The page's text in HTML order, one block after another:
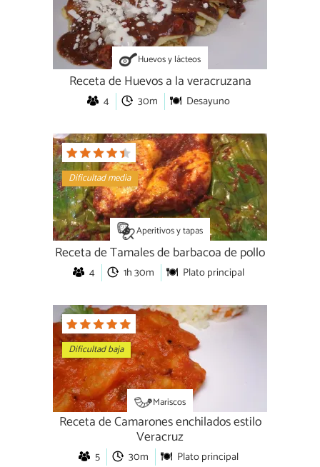
Huevos y lácteos
Receta de Huevos a la veracruzana
4 30m Desayuno
Dificultad media
Aperitivos y tapas
Receta de Tamales de barbacoa de pollo
4 1h 30m Plato principal
Dificultad baja
Mariscos
Receta de Camarones enchilados estilo
Veracruz
5 30m Plato principal